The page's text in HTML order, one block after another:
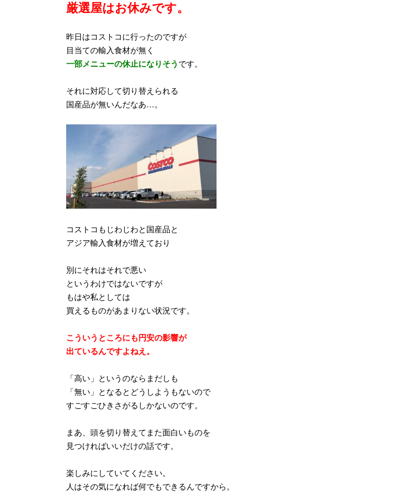
厳選屋はお休みです。
昨日はコストコに行ったのですが
目当ての輸入食材が無く
一部メニューの休止になりそうです。
それに対応して切り替えられる
国産品が無いんだなあ…。
コストコもじわじわと国産品と
アジア輸入食材が増えており
別にそれはそれで悪い
というわけではないですが
もはや私としては
買えるものがあまりない状況です。
こういうところにも円安の影響が
出ているんですよねえ。
「高い」というのならまだしも
「無い」となるとどうしようもないので
すごすごひきさがるしかないのです。
まあ、頭を切り替えてまた面白いものを
見つければいいだけの話です。
楽しみにしていてください。
人はその気になれば何でもできるんですから。